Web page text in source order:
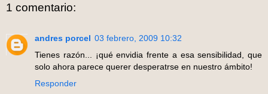
1 comentario:
andres porcel 03 febrero, 2009 10:32
Tienes razón... ¡qué envidia frente a esa sensibilidad, que
solo ahora parece querer desperatrse en nuestro ámbito!
Responder